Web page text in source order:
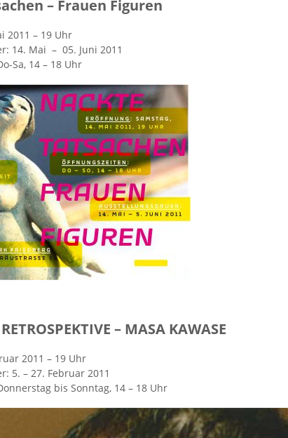
– Frau­en Fi­gu­ren
2011 – 19 Uhr
14. Mai – 05. Juni 2011
Sa, 14 – 18 Uhr
– MASA KA­WA­SE
2011 – 19 Uhr
5. – 27. Fe­bru­ar 2011
bis Sonn­tag, 14 – 18 Uhr